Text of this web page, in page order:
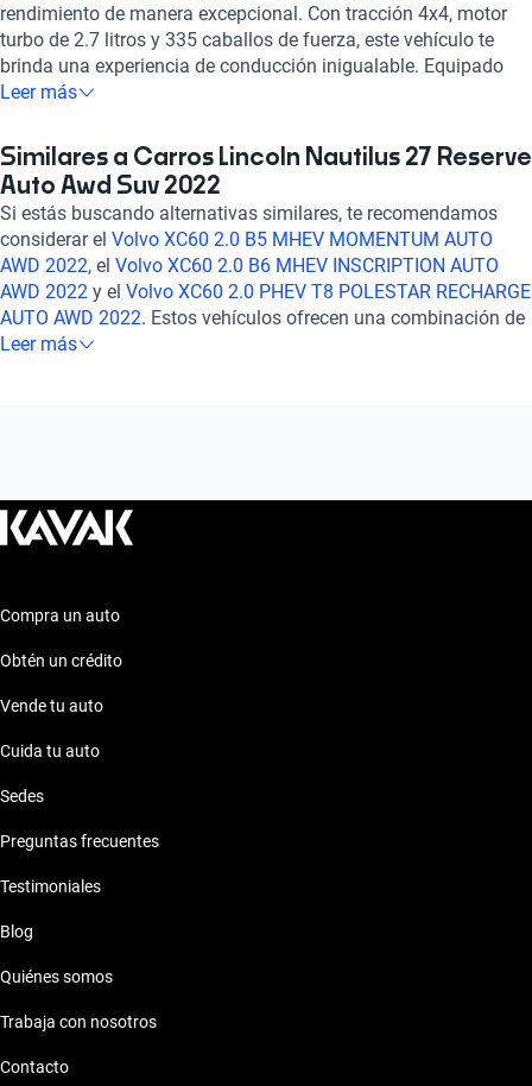
rendimiento de manera excepcional. Con tracción 4x4, motor
turbo de 2.7 litros y 335 caballos de fuerza, este vehículo te
brinda una experiencia de conducción inigualable. Equipado
con tecnología de punta como pantalla táctil, GPS, Apple
momento. Su diseño imponente se complementa con asientos
de cuero, sistema de audio premium y un amplio espacio
interior para tu comodidad. Con una calificación destacada en
potencia, confort y seguridad, el Lincoln Nautilus 2.7 RESERVE
AUTO AWD 2022 es la elección perfecta para quienes buscan
un vehículo sofisticado y confiable. Experimenta el lujo en cada
viaje con este SUV de alto nivel. ¡Haz tuyo este Lincoln Nautilus
y eleva tu experiencia de manejo a otro nivel!
Leer más
Similares a Carros Lincoln Nautilus 27 Reserve
Auto Awd Suv 2022
Si estás buscando alternativas similares, te recomendamos
considerar el Volvo XC60 2.0 B5 MHEV MOMENTUM AUTO
AWD 2022, el Volvo XC60 2.0 B6 MHEV INSCRIPTION AUTO
AWD 2022 y el Volvo XC60 2.0 PHEV T8 POLESTAR RECHARGE
AUTO AWD 2022. Estos vehículos ofrecen una combinación de
tecnología avanzada, seguridad destacada y un rendimiento
Leer más
Compra un auto
Obtén un crédito
Vende tu auto
Cuida tu auto
Sedes
Preguntas frecuentes
Testimoniales
Blog
Quiénes somos
Trabaja con nosotros
Contacto